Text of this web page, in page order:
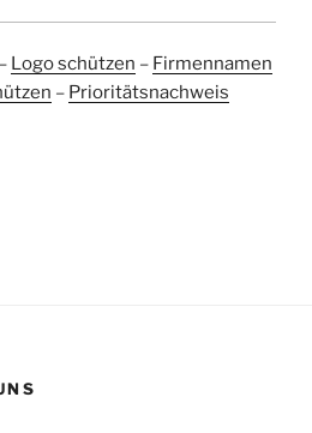
– Logo schützen – Firmennamen
– Prioritätsnachweis